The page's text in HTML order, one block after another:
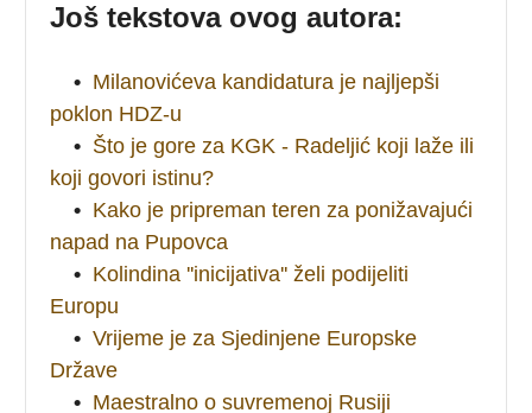
Još tekstova ovog autora:
• Milanovićeva kandidatura je najljepši
poklon HDZ-u
• Što je gore za KGK - Radeljić koji laže ili
koji govori istinu?
• Kako je pripreman teren za ponižavajući
napad na Pupovca
• Kolindina ''inicijativa'' želi podijeliti
Europu
• Vrijeme je za Sjedinjene Europske
Države
• Maestralno o suvremenoj Rusiji